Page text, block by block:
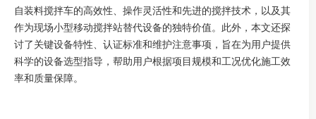
自装料搅拌车的高效性、操作灵活性和先进的搅拌技术，以及其
作为现场小型移动搅拌站替代设备的独特价值。此外，本文还探
讨了关键设备特性、认证标准和维护注意事项，旨在为用户提供
科学的设备选型指导，帮助用户根据项目规模和工况优化施工效
率和质量保障。